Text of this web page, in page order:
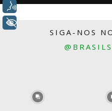
SIGA-NOS
Voz